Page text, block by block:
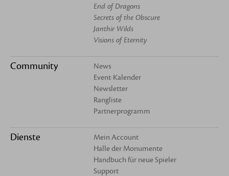
End of Dragons
Secrets of the Obscure
Janthir Wilds
Visions of Eternity
Community
News
Event-Kalender
Newsletter
Rangliste
Partnerprogramm
Dienste
Mein Account
Halle der Monumente
Handbuch für neue Spieler
Support